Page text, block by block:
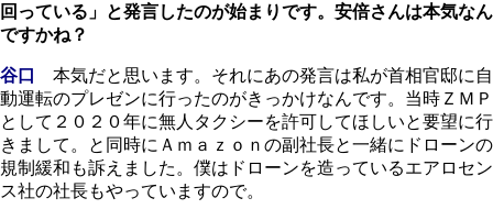
回っている」と発言したのが始まりです。安倍さんは本気なん
ですかね？
谷口
本気だと思います。それにあの発言は私が首相官邸に自
動運転のプレゼンに行ったのがきっかけなんです。当時ＺＭＰ
として２０２０年に無人タクシーを許可してほしいと要望に行
きまして。と同時にＡｍａｚｏｎの副社長と一緒にドローンの
規制緩和も訴えました。僕はドローンを造っているエアロセン
ス社の社長もやっていますので。